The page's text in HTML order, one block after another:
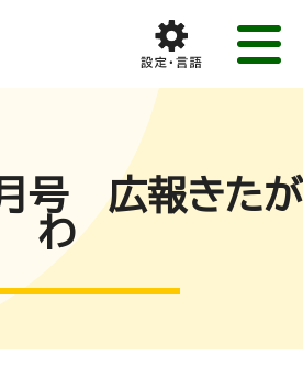
号 広報きたが
わ